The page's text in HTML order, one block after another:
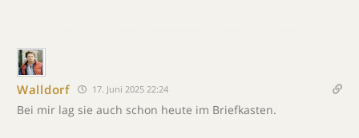
Walldorf 17. Juni 2025 22:24
Bei mir lag sie auch schon heute im Briefkasten.